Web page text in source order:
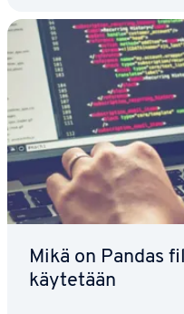
Mikä on Pandas
käytetään